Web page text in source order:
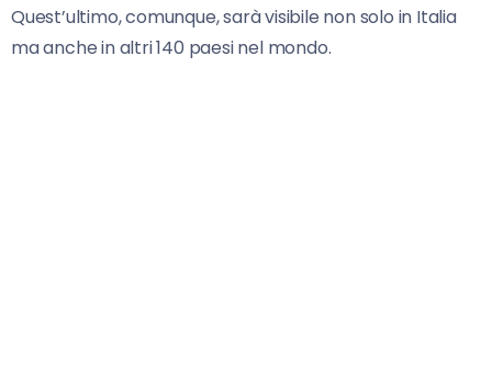
Quest’ultimo, comunque, sarà visibile non solo in Italia
ma anche in altri 140 paesi nel mondo.